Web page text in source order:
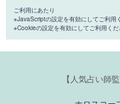
ご利用にあたり
※JavaScriptの設定を有効にしてご利用
※Cookieの設定を有効にしてご利用くだ
【人気占い師